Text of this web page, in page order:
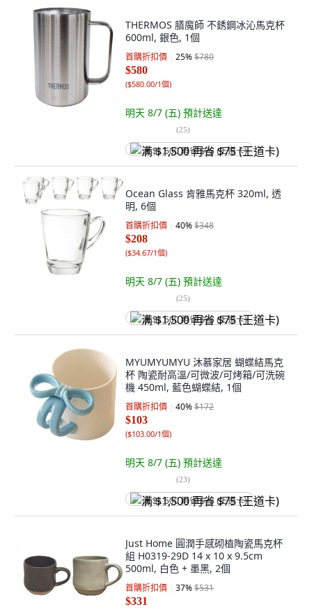
THERMOS 膳魔師 不銹鋼冰沁馬克杯
600ml, 銀色, 1個
首購折扣價 25%$780
$580
($580.00/1個)
明天 8/7 (五) 預計送達
(25)
满 $1,500 再省 $75 (王道卡)
Ocean Glass 肯雅馬克杯 320ml, 透
明, 6個
首購折扣價 40%$348
$208
($34.67/1個)
明天 8/7 (五) 預計送達
(25)
满 $1,500 再省 $75 (王道卡)
MYUMYUMYU 沐慕家居 蝴蝶結馬克
杯 陶瓷耐高溫/可微波/可烤箱/可洗碗
機 450ml, 藍色蝴蝶結, 1個
首購折扣價 40%$172
$103
($103.00/1個)
明天 8/7 (五) 預計送達
(23)
满 $1,500 再省 $75 (王道卡)
Just Home 圓潤手感砌植陶瓷馬克杯
組 H0319-29D 14 x 10 x 9.5cm
500ml, 白色 + 墨黑, 2個
首購折扣價 37%$531
$331